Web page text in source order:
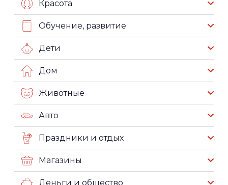
Красота
Обучение, развитие
Дети
Дом
Животные
Авто
Праздники и отдых
Магазины
Деньги и общество